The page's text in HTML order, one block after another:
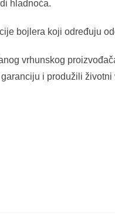
hladnoća.
bojlera koji određuju
vrhunskog
i produžili životni